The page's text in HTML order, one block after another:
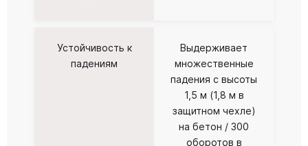
Устойчивость к
падениям
Выдерживает
множественные
падения с высоты
1,5 м (1,8 м в
защитном чехле)
на бетон / 300
оборотов в